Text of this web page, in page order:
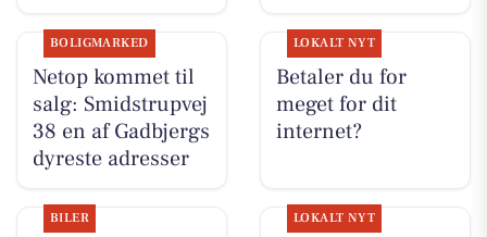
BOLIGMARKED
Netop kommet til
salg: Smidstrupvej
38 en af Gadbjergs
dyreste adresser
LOKALT NYT
Betaler du for
meget for dit
internet?
BILER LOKALT NYT